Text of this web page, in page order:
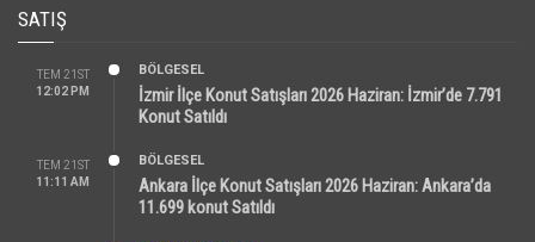
SATIŞ
TEM 21ST
12:02 PM
BÖLGESEL
İzmir İlçe Konut Satışları 2026 Haziran: İzmir’de 7.791
Konut Satıldı
TEM 21ST
11:11 AM
BÖLGESEL
Ankara İlçe Konut Satışları 2026 Haziran: Ankara’da
11.699 konut Satıldı